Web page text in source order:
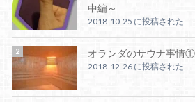
中編～
2018-10-25 に投稿された
オランダのサウナ事情①
2018-12-26 に投稿された